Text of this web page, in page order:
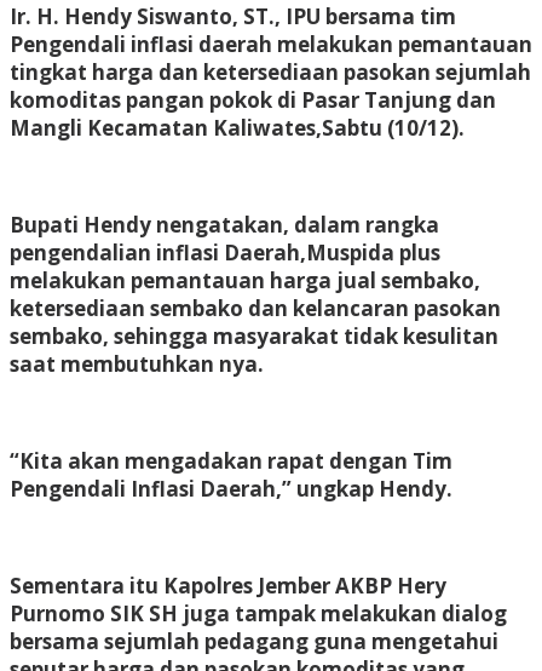
Ir. H. Hendy Siswanto, ST., IPU bersama tim
Pengendali inflasi daerah melakukan pemantauan
tingkat harga dan ketersediaan pasokan sejumlah
komoditas pangan pokok di Pasar Tanjung dan
Mangli Kecamatan Kaliwates,Sabtu (10/12).
Bupati Hendy nengatakan, dalam rangka
pengendalian inflasi Daerah,Muspida plus
melakukan pemantauan harga jual sembako,
ketersediaan sembako dan kelancaran pasokan
sembako, sehingga masyarakat tidak kesulitan
saat membutuhkan nya.
“Kita akan mengadakan rapat dengan Tim
Pengendali Inflasi Daerah,” ungkap Hendy.
Sementara itu Kapolres Jember AKBP Hery
Purnomo SIK SH juga tampak melakukan dialog
bersama sejumlah pedagang guna mengetahui